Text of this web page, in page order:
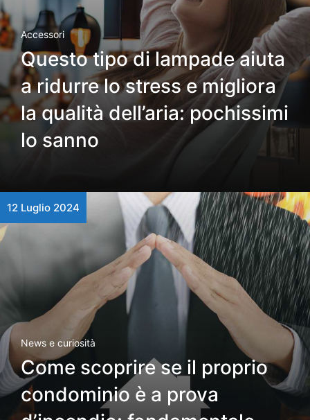
Accessori
Questo tipo di lampade aiuta
a ridurre lo stress e migliora
la qualità dell’aria: pochissimi
lo sanno
12 Luglio 2024
News e curiosità
Come scoprire se il proprio
condominio è a prova